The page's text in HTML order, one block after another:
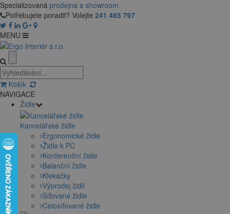
Specializovaná prodejna a showroom
Potřebujete poradit? Volejte 241 485 797
MENU
Košík
NAVIGACE
Židle
Kancelářské židle
Ergonomické židle
Židle k PC
Konferenční židle
Balanční židle
Klekačky
Výprodej židlí
Síťované židle
Celosíťované židle